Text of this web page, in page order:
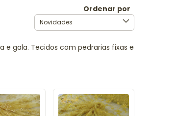
Ordenar por
e gala. Tecidos com pedrarias fixas e